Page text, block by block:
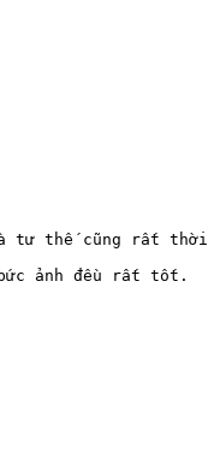
tư thế cũng rất
ảnh đều rất tốt.